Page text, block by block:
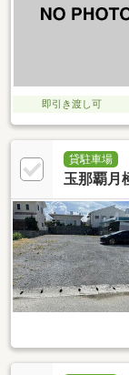
即引き渡し可
貸駐車場
玉那覇月